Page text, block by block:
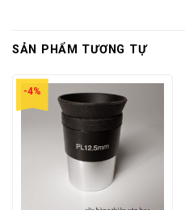
SẢN PHẨM TƯƠNG TỰ
-4%